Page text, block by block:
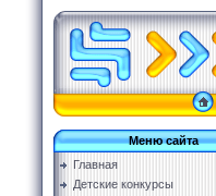
Меню сайта
Главная
Детские конкурсы